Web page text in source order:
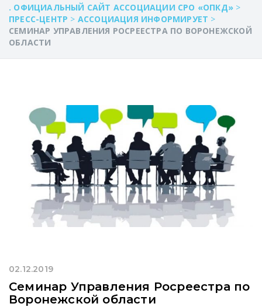
. ОФИЦИАЛЬНЫЙ САЙТ АССОЦИАЦИИ СРО «ОПКД» >
ПРЕСС-ЦЕНТР > АССОЦИАЦИЯ ИНФОРМИРУЕТ >
СЕМИНАР УПРАВЛЕНИЯ РОСРЕЕСТРА ПО ВОРОНЕЖСКОЙ
ОБЛАСТИ
02.12.2019
Семинар Управления Росреестра по
Воронежской области